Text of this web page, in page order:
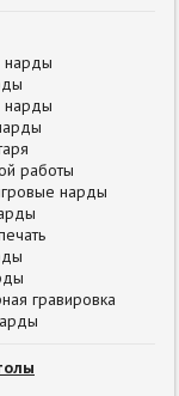
нарды
работы
нарды
гравировка